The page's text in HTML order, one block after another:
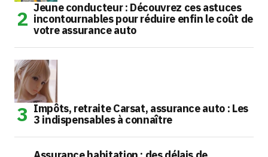
Jeune conducteur : Découvrez ces astuces
incontournables pour réduire enfin le coût de
votre assurance auto
Impôts, retraite Carsat, assurance auto : Les
3 indispensables à connaître